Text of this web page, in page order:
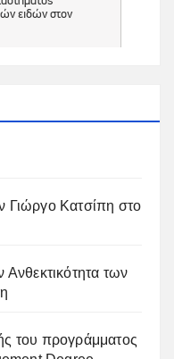
Γιώργο Κατσίπη στο
των
του προγράμματος